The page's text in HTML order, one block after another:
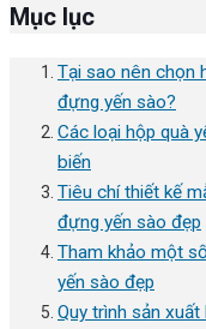
Mục lục
Tại sao nên chọn
đựng yến sào?
Các loại hộp quà
biến
Tiêu chí thiết kế
đựng yến sào đẹp
Tham khảo một
yến sào đẹp
Quy trình sản xuất